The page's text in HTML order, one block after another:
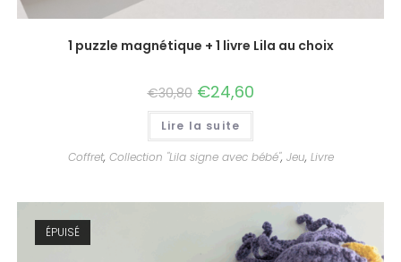
1 puzzle magnétique + 1 livre Lila au choix
€30,80 €24,60
Lire la suite
Coffret, Collection "Lila signe avec bébé", Jeu, Livre
ÉPUISÉ